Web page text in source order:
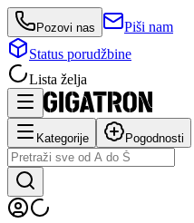
Pozovi nas
Piši nam
Status porudžbine
Lista želja
Kategorije Pogodnosti